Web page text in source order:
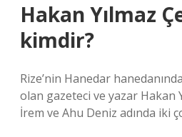
Hakan Yılmaz
kimdir?
Rize’nin Hanedar
olan gazeteci ve yazar Hakan
İrem ve Ahu Deniz adında iki